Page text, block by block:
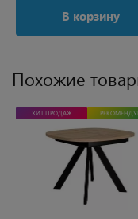
В корзину
Похожие
ХИТ ПРОДАЖ